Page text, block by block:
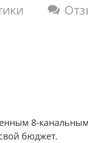
8-
бюджет.